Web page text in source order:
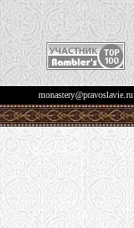
monastery@pravoslavie.ru